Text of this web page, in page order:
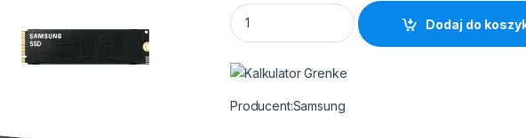
SSD M.2 NVMe PCIe Gen.5 4TB Samsung 9100
Dodaj do
Samsung